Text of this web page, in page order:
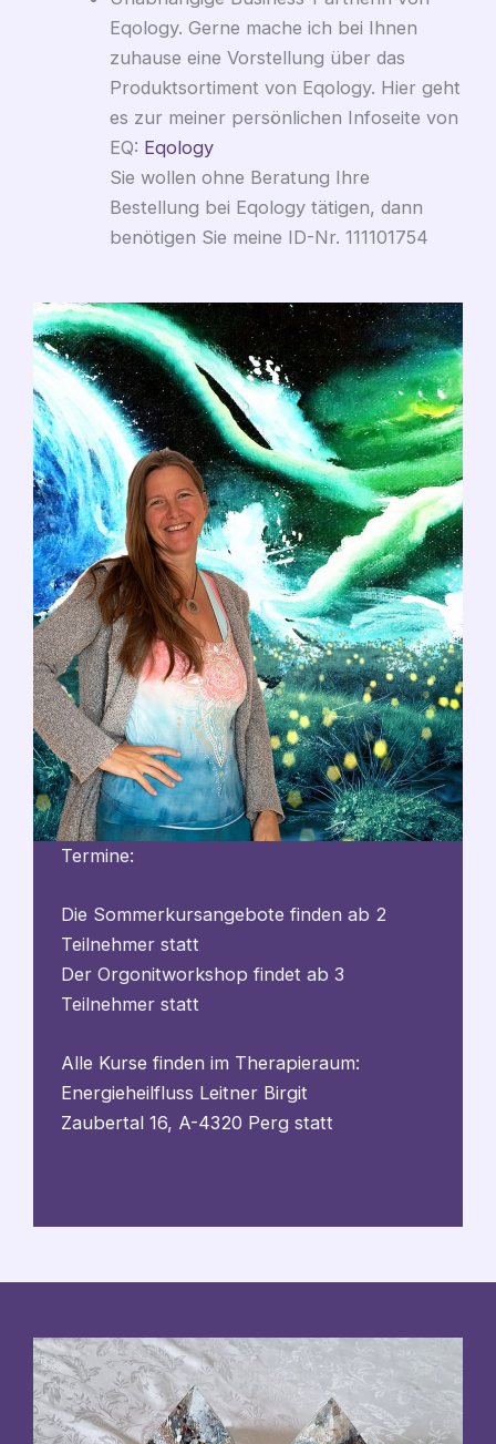
Eqology. Gerne mache ich bei Ihnen
zuhause eine Vorstellung über das
Produktsortiment von Eqology. Hier geht
es zur meiner persönlichen Infoseite von
EQ: Eqology
Sie wollen ohne Beratung Ihre
Bestellung bei Eqology tätigen, dann
benötigen Sie meine ID-Nr. 111101754
Termine:
Die Sommerkursangebote finden ab 2
Teilnehmer statt
Der Orgonitworkshop findet ab 3
Teilnehmer statt
Alle Kurse finden im Therapieraum:
Energieheilfluss Leitner Birgit
Zaubertal 16, A-4320 Perg statt